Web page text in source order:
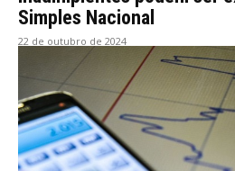
Simples Nacional
22 de outubro de 2024